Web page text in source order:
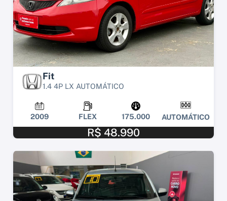
Fit
1.4 4P LX AUTOMÁTICO
2009 FLEX 175.000 AUTOMÁTICO
R$ 48.990